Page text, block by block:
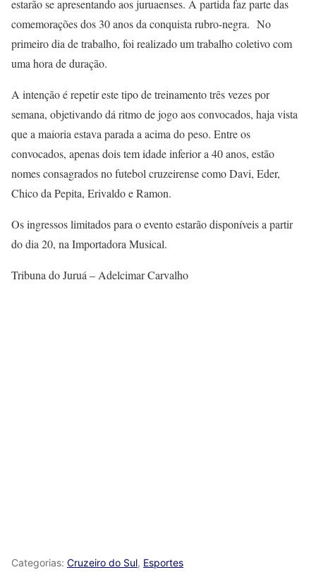
estarão se apresentando aos juruaenses. A partida faz parte das
comemorações dos 30 anos da conquista rubro-negra. No
primeiro dia de trabalho, foi realizado um trabalho coletivo com
uma hora de duração.
A intenção é repetir este tipo de treinamento três vezes por
semana, objetivando dá ritmo de jogo aos convocados, haja vista
que a maioria estava parada a acima do peso. Entre os
convocados, apenas dois tem idade inferior a 40 anos, estão
nomes consagrados no futebol cruzeirense como Davi, Eder,
Chico da Pepita, Erivaldo e Ramon.
Os ingressos limitados para o evento estarão disponíveis a partir
do dia 20, na Importadora Musical.
Tribuna do Juruá – Adelcimar Carvalho
Categorias: Cruzeiro do Sul, Esportes